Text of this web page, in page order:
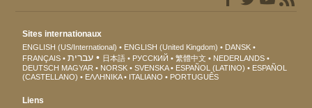
Sites internationaux
ENGLISH (US/International) ENGLISH (United Kingdom)
DANSK
FRANÇAIS
עברית 日本語 РУССКИЙ 繁體中文
NEDERLANDS
DEUTSCH MAGYAR NORSK SVENSKA ESPAÑOL (LATINO)
ESPAÑOL
(CASTELLANO)
ΕΛΛΗΝΙΚA ITALIANO PORTUGUÊS
Liens